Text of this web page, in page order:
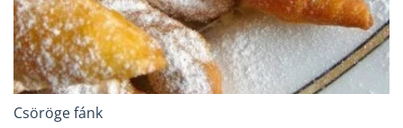
Csöröge fánk